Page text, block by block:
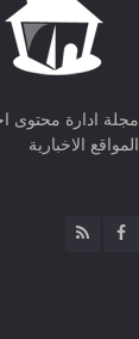
مجلة ادارة محتوى
المواقع الاخبارية